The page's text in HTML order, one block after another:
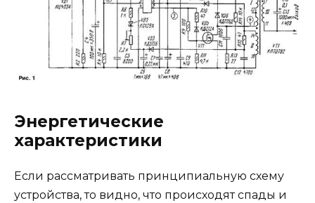
Энергетические
характеристики
Если рассматривать принципиальную схему
устройства, то видно, что происходят спады и